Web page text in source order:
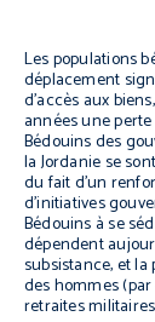
Les populations
déplacement
d’accès aux
années une
Bédouins des
la Jordanie se
du fait d’un
d’initiatives
Bédouins à se
dépendent
subsistance, et
des hommes
retraites